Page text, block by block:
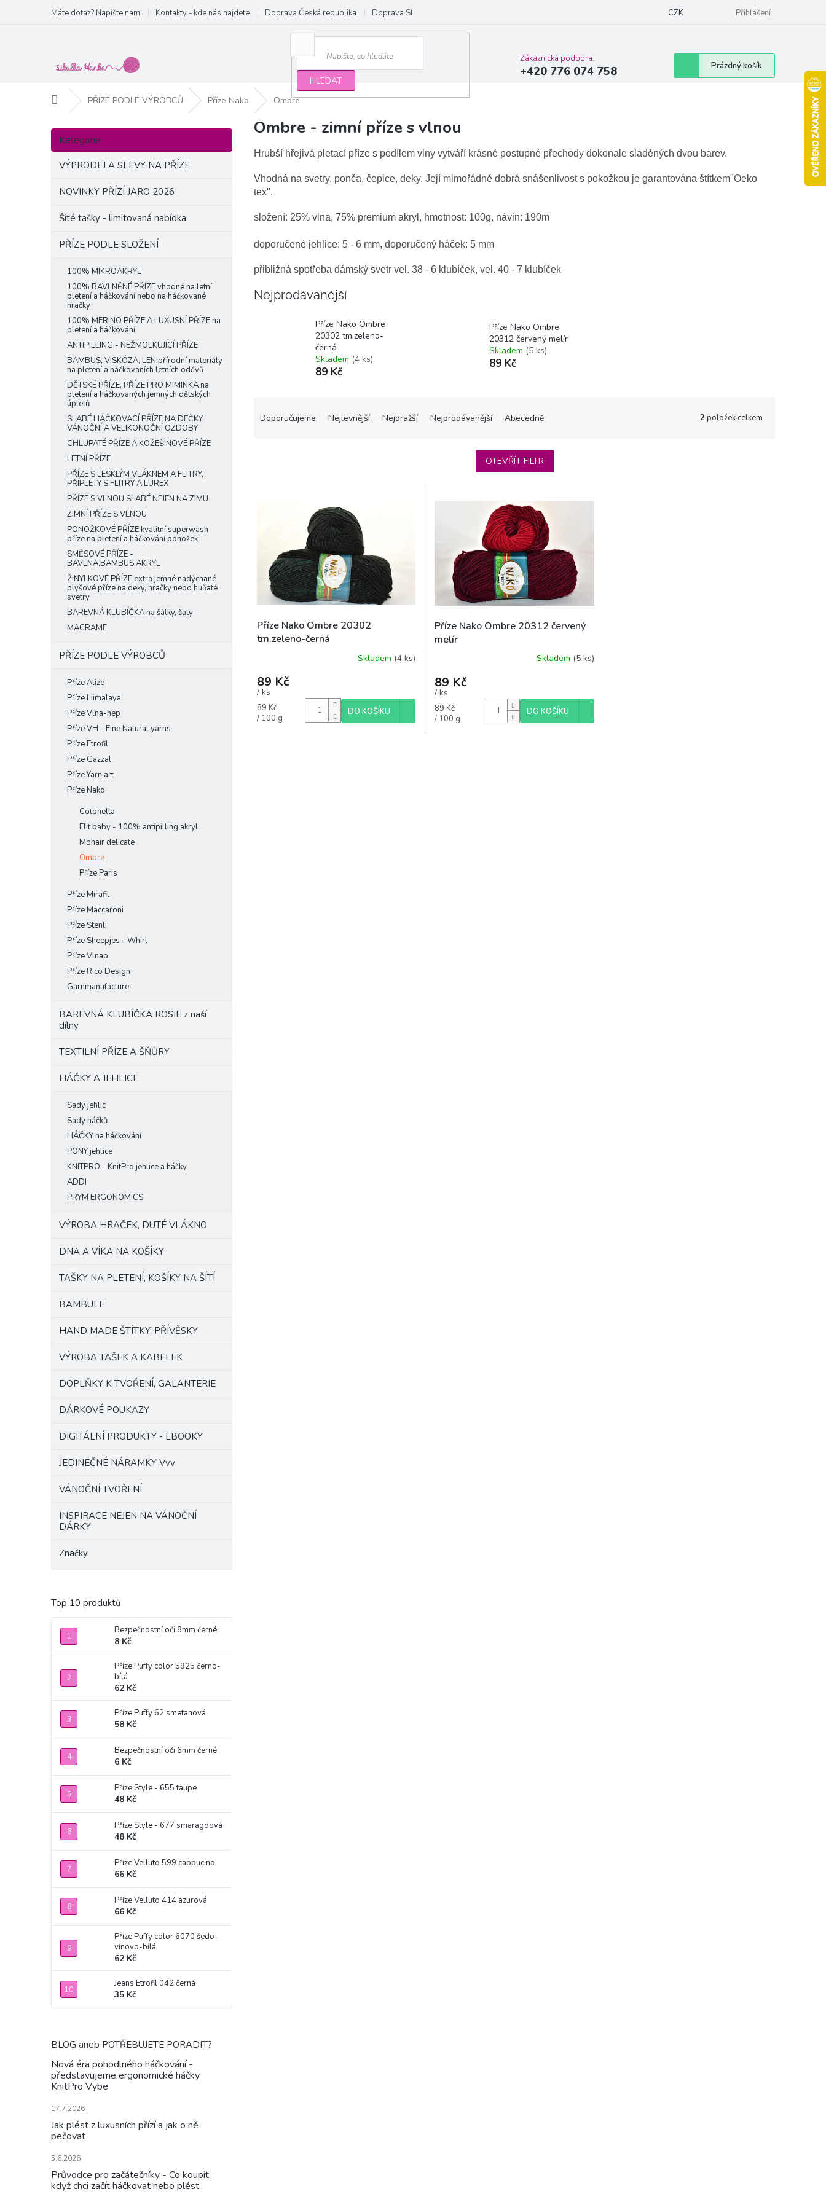
obsah
Máte dotaz? Napište nám Kontakty - kde nás najdete Doprava Česká republika Doprava Slovensko a EU Podmínky ochrany osobních údajů Moje objednávka
CZK Přihlášení
HLEDAT
Zákaznická podpora:
+420 776 074 758
Nákupní
košík
Prázdný košík
Domů PŘÍZE PODLE VÝROBCŮ Příze Nako Ombre
P
s
Přeskočit
kategorie
Kategorie
VÝPRODEJ A SLEVY NA PŘÍZE
NOVINKY PŘÍZÍ JARO 2026
Šité tašky - limitovaná nabídka
PŘÍZE PODLE SLOŽENÍ
100% MIKROAKRYL
100% BAVLNĚNÉ PŘÍZE vhodné na letní
pletení a háčkování nebo na háčkované
hračky
100% MERINO PŘÍZE A LUXUSNÍ PŘÍZE na
pletení a háčkování
ANTIPILLING - NEŽMOLKUJÍCÍ PŘÍZE
BAMBUS, VISKÓZA, LEN přírodní materiály
na pletení a háčkovaních letních oděvů
DĚTSKÉ PŘÍZE, PŘÍZE PRO MIMINKA na
pletení a háčkovaných jemných dětských
úpletů
SLABÉ HÁČKOVACÍ PŘÍZE NA DEČKY,
VÁNOČNÍ A VELIKONOČNÍ OZDOBY
CHLUPATÉ PŘÍZE A KOŽEŠINOVÉ PŘÍZE
LETNÍ PŘÍZE
PŘÍZE S LESKLÝM VLÁKNEM A FLITRY,
PŘÍPLETY S FLITRY A LUREX
PŘÍZE S VLNOU SLABÉ NEJEN NA ZIMU
ZIMNÍ PŘÍZE S VLNOU
PONOŽKOVÉ PŘÍZE kvalitní superwash
příze na pletení a háčkování ponožek
SMĚSOVÉ PŘÍZE -
BAVLNA,BAMBUS,AKRYL
ŽINYLKOVÉ PŘÍZE extra jemné nadýchané
plyšové příze na deky, hračky nebo huňaté
svetry
BAREVNÁ KLUBÍČKA na šátky, šaty
MACRAME
PŘÍZE PODLE VÝROBCŮ
Příze Alize
Příze Himalaya
Příze Vlna-hep
Příze VH - Fine Natural yarns
Příze Etrofil
Příze Gazzal
Příze Yarn art
Příze Nako
Cotonella
Elit baby - 100% antipilling akryl
Mohair delicate
Ombre
Příze Paris
Příze Mirafil
Příze Maccaroni
Příze Stenli
Příze Sheepjes - Whirl
Příze Vlnap
Příze Rico Design
Garnmanufacture
BAREVNÁ KLUBÍČKA ROSIE z naší
dílny
TEXTILNÍ PŘÍZE A ŠŇŮRY
HÁČKY A JEHLICE
Sady jehlic
Sady háčků
HÁČKY na háčkování
PONY jehlice
KNITPRO - KnitPro jehlice a háčky
ADDI
PRYM ERGONOMICS
VÝROBA HRAČEK, DUTÉ VLÁKNO
DNA A VÍKA NA KOŠÍKY
TAŠKY NA PLETENÍ, KOŠÍKY NA ŠÍTÍ
BAMBULE
HAND MADE ŠTÍTKY, PŘÍVĚSKY
VÝROBA TAŠEK A KABELEK
DOPLŇKY K TVOŘENÍ, GALANTERIE
DÁRKOVÉ POUKAZY
DIGITÁLNÍ PRODUKTY - EBOOKY
JEDINEČNÉ NÁRAMKY Vvv
VÁNOČNÍ TVOŘENÍ
INSPIRACE NEJEN NA VÁNOČNÍ
DÁRKY
Značky
Top 10 produktů
Bezpečnostní oči 8mm černé
8 Kč
Příze Puffy color 5925 černo-
bílá
62 Kč
Příze Puffy 62 smetanová
58 Kč
Bezpečnostní oči 6mm černé
6 Kč
Příze Style - 655 taupe
48 Kč
Příze Style - 677 smaragdová
48 Kč
Příze Velluto 599 cappucino
66 Kč
Příze Velluto 414 azurová
66 Kč
Příze Puffy color 6070 šedo-
vínovo-bílá
62 Kč
Jeans Etrofil 042 černá
35 Kč
BLOG aneb POTŘEBUJETE PORADIT?
Nová éra pohodlného háčkování -
představujeme ergonomické háčky
KnitPro Vybe
17.7.2026
Jak plést z luxusních přízí a jak o ně
pečovat
5.6.2026
Průvodce pro začátečníky - Co koupit,
když chci začít háčkovat nebo plést
Ombre - zimní příze s vlnou
Hrubší hřejivá pletací příze s podílem vlny vytváří krásné postupné přechody dokonale sladěných dvou barev.
Vhodná na svetry, ponča, čepice, deky. Její mimořádně dobrá snášenlivost s pokožkou je garantována štítkem"Oeko
tex".
složení: 25% vlna, 75% premium akryl, hmotnost: 100g, návin: 190m
doporučené jehlice: 5 - 6 mm, doporučený háček: 5 mm
přibližná spotřeba dámský svetr vel. 38 - 6 klubíček, vel. 40 - 7 klubíček
Nejprodávanější
Příze Nako Ombre
20302 tm.zeleno-
černá
Skladem (4 ks)
89 Kč
Příze Nako Ombre
20312 červený melír
Skladem (5 ks)
89 Kč
Doporučujeme Nejlevnější Nejdražší Nejprodávanější Abecedně 2 položek celkem
OTEVŘÍT FILTR
k
t
Příze Nako Ombre 20302
tm.zeleno-černá
Skladem (4 ks)
89 Kč
/ ks
Měrná
cena:
89 Kč
/ 100 g
DO KOŠÍKU
Příze Nako Ombre 20312 červený
melír
Skladem (5 ks)
89 Kč
/ ks
Měrná
cena:
89 Kč
/ 100 g
DO KOŠÍKU